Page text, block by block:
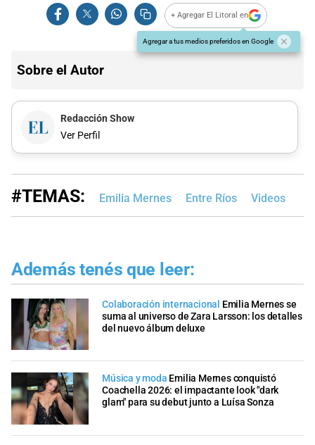
+ Agregar El Litoral en
Agregar a tus medios preferidos en Google
Sobre el Autor
Redacción Show
Ver Perfil
#TEMAS: Emilia Mernes Entre Ríos Videos
Además tenés que leer:
Colaboración internacional Emilia Mernes se
suma al universo de Zara Larsson: los detalles
del nuevo álbum deluxe
Música y moda Emilia Mernes conquistó
Coachella 2026: el impactante look "dark
glam" para su debut junto a Luísa Sonza